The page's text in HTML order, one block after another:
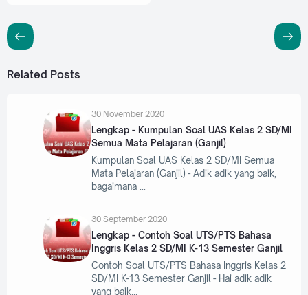
Related Posts
30 November 2020
Lengkap - Kumpulan Soal UAS Kelas 2 SD/MI
Semua Mata Pelajaran (Ganjil)
Kumpulan Soal UAS Kelas 2 SD/MI Semua
Mata Pelajaran (Ganjil) - Adik adik yang baik,
bagaimana
30 September 2020
Lengkap - Contoh Soal UTS/PTS Bahasa
Inggris Kelas 2 SD/MI K-13 Semester Ganjil
Contoh Soal UTS/PTS Bahasa Inggris Kelas 2
SD/MI K-13 Semester Ganjil - Hai adik adik
yang baik